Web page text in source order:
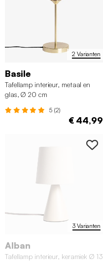
2 Varianten
Basile
Tafellamp interieur, metaal en
glas, Ø 20 cm
5 (2)
€ 44,99
3 Varianten
Alban
Tafellamp interieur, keramiek Ø 13